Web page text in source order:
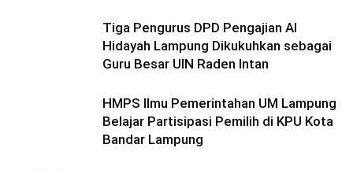
Tiga Pengurus DPD Pengajian Al
Hidayah Lampung Dikukuhkan sebagai
Guru Besar UIN Raden Intan
HMPS Ilmu Pemerintahan UM Lampung
Belajar Partisipasi Pemilih di KPU Kota
Bandar Lampung